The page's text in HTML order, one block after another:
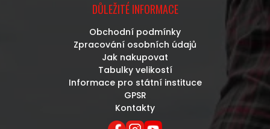
DŮLEŽITÉ INFORMACE
Obchodní podmínky
Zpracování osobních údajů
Jak nakupovat
Tabulky velikostí
Informace pro státní instituce
GPSR
Kontakty